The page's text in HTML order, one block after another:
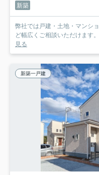
新築
弊社では戸建・土地・マンシ
ど幅広くご相談いただけます
見る
新築一戸建